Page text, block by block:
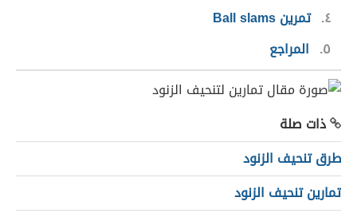
٤ تمرين Ball slams
٥
المراجع
ذات صلة
طرق تنحيف الزنود
تمارين تنحيف الزنود